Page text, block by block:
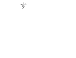
す